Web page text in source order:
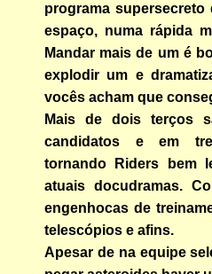
programa
espaço, numa rápida
Mandar mais de um é
explodir um e
vocês acham que
Mais de dois terços
candidatos e em
tornando Riders bem
atuais docudramas.
engenhocas de
telescópios e afins.
Apesar de na equipe